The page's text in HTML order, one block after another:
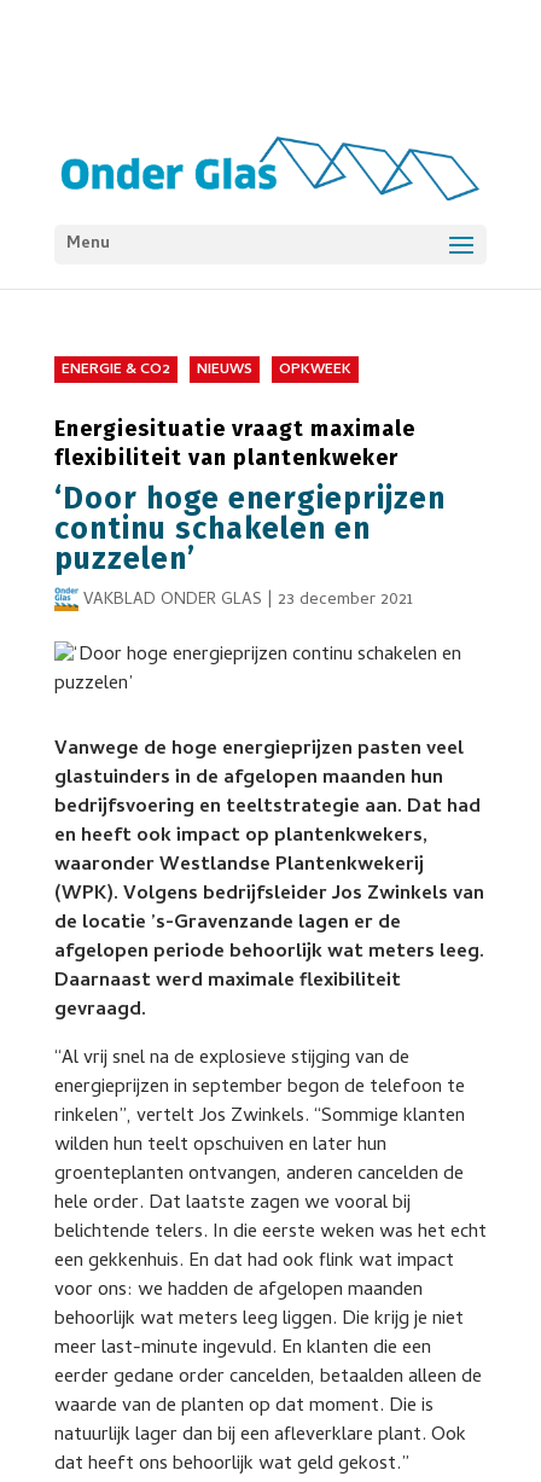
Menu
ENERGIE & CO2 NIEUWS OPKWEEK
Energiesituatie vraagt maximale
flexibiliteit van plantenkweker
‘Door hoge energieprijzen
continu schakelen en
puzzelen’
VAKBLAD ONDER GLAS | 23 december 2021
Vanwege de hoge energieprijzen pasten veel
glastuinders in de afgelopen maanden hun
bedrijfsvoering en teeltstrategie aan. Dat had
en heeft ook impact op plantenkwekers,
waaronder Westlandse Plantenkwekerij
(WPK). Volgens bedrijfsleider Jos Zwinkels van
de locatie ’s-Gravenzande lagen er de
afgelopen periode behoorlijk wat meters leeg.
Daarnaast werd maximale flexibiliteit
gevraagd.
“Al vrij snel na de explosieve stijging van de
energieprijzen in september begon de telefoon te
rinkelen”, vertelt Jos Zwinkels. “Sommige klanten
wilden hun teelt opschuiven en later hun
groenteplanten ontvangen, anderen cancelden de
hele order. Dat laatste zagen we vooral bij
belichtende telers. In die eerste weken was het echt
een gekkenhuis. En dat had ook flink wat impact
voor ons: we hadden de afgelopen maanden
behoorlijk wat meters leeg liggen. Die krijg je niet
meer last-minute ingevuld. En klanten die een
eerder gedane order cancelden, betaalden alleen de
waarde van de planten op dat moment. Die is
natuurlijk lager dan bij een afleverklare plant. Ook
dat heeft ons behoorlijk wat geld gekost.”